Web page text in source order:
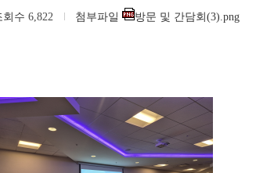
회수 6,822 첨부파일 방문 및 간담회(3).png